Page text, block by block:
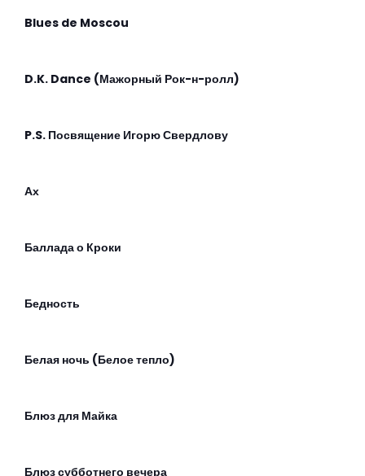
Blues de Moscou
D.K. Dance (Мажорный Рок-н-ролл)
P.S. Посвящение Игорю Свердлову
Ах
Баллада о Кроки
Бедность
Белая ночь (Белое тепло)
Блюз для Майка
Блюз субботнего вечера